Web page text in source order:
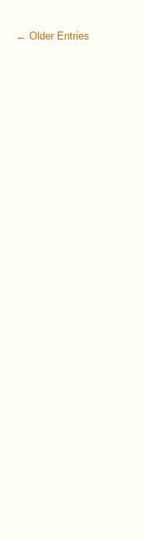
← Older Entries